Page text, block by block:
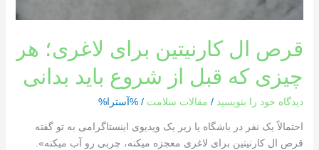
قرص ال کارنیتین برای لاغری؛ هر
چیزی که قبل از شروع باید بدانی
دیدگاه‌ خود را بنویسید / مقالات سلامت / %آسترا%
احتمالاً یک نفر در باشگاه یا زیر یک ویدیوی اینستاگرامی به تو گفته
قرص ال کارنیتین برای لاغری معجزه میکنه، چربی رو آب میکنه».